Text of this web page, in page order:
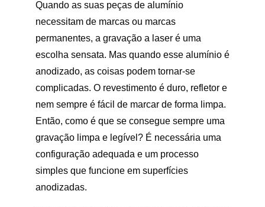
Quando as suas peças de alumínio
necessitam de marcas ou marcas
permanentes, a gravação a laser é uma
escolha sensata. Mas quando esse alumínio é
anodizado, as coisas podem tornar-se
complicadas. O revestimento é duro, refletor e
nem sempre é fácil de marcar de forma limpa.
Então, como é que se consegue sempre uma
gravação limpa e legível? É necessária uma
configuração adequada e um processo
simples que funcione em superfícies
anodizadas.